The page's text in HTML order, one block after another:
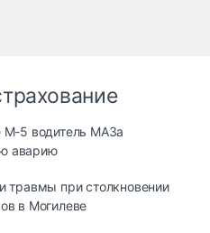
М-5 водитель МАЗа
аварию
травмы при столкновении
в Могилеве